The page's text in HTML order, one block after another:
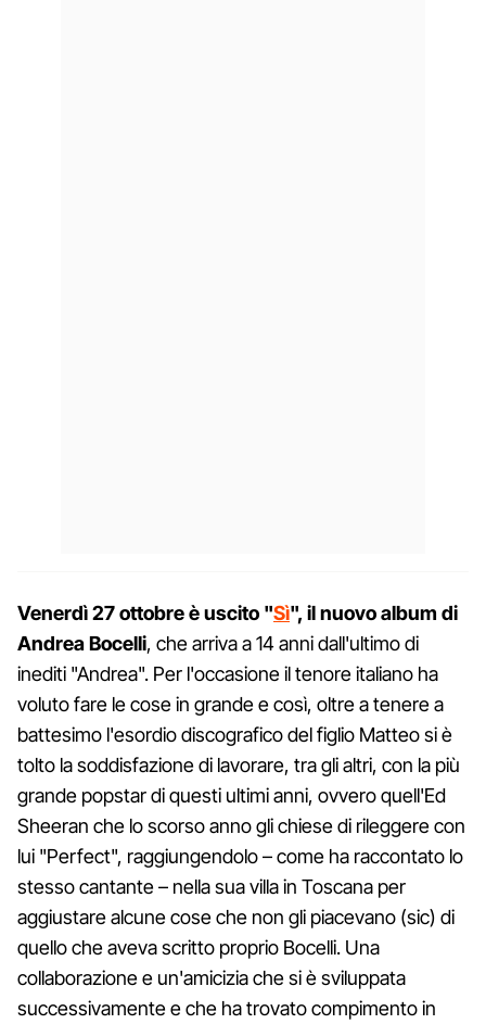
Venerdì 27 ottobre è uscito "Sì", il nuovo album di
Andrea Bocelli, che arriva a 14 anni dall'ultimo di
inediti "Andrea". Per l'occasione il tenore italiano ha
voluto fare le cose in grande e così, oltre a tenere a
battesimo l'esordio discografico del figlio Matteo si è
tolto la soddisfazione di lavorare, tra gli altri, con la più
grande popstar di questi ultimi anni, ovvero quell'Ed
Sheeran che lo scorso anno gli chiese di rileggere con
lui "Perfect", raggiungendolo – come ha raccontato lo
stesso cantante – nella sua villa in Toscana per
aggiustare alcune cose che non gli piacevano (sic) di
quello che aveva scritto proprio Bocelli. Una
collaborazione e un'amicizia che si è sviluppata
successivamente e che ha trovato compimento in